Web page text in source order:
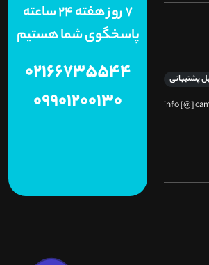
پشتیبانی
info [@]
7 روز هفته 24 ساعته
پاسخگوی شما هستیم
02166735544
09901200130